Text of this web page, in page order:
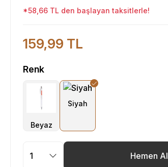
*58,66 TL den başlayan taksitlerle!
159,99 TL
Renk
Hemen Al